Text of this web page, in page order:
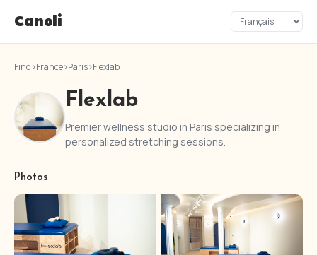
Canoli
Find›France›Paris›Flexlab
Flexlab
Premier wellness studio in Paris specializing in
personalized stretching sessions.
Photos